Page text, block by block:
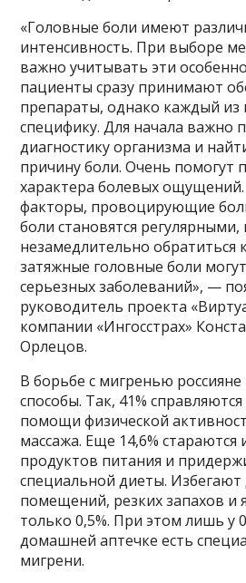
«Головные боли имеют
интенсивность. При выборе
важно учитывать эти
пациенты сразу принимают
препараты, однако каждый из
специфику. Для начала важно
диагностику организма и
причину боли. Очень помогут
характера болевых
факторы, провоцирующие
боли становятся
незамедлительно обратиться
затяжные головные боли
серьезных заболеваний», —
руководитель проекта
компании «Ингосстрах»
Орлецов.
В борьбе с мигренью
способы. Так, 41%
помощи физической
массажа. Еще 14,6% стараются
продуктов питания и
специальной диеты.
помещений, резких запахов и
только 0,5%. При этом лишь у
домашней аптечке есть
мигрени.